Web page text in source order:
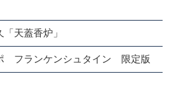
「天蓋香炉」
フランケンシュタイン 限定版